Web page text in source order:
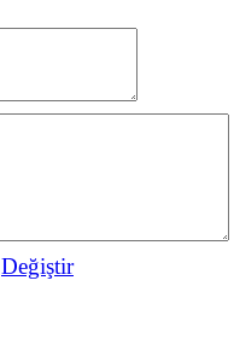
Değiştir